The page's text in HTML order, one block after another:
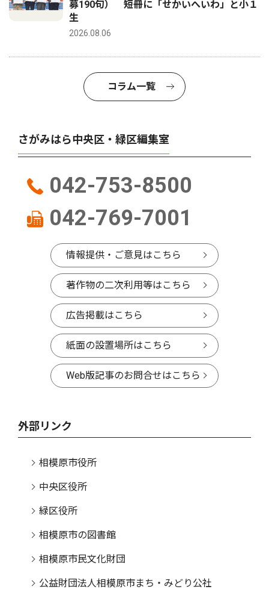
募190句） 短冊に「せかいへいわ」と小１
生
2026.08.06
コラム一覧
さがみはら中央区・緑区編集室
042-753-8500
042-769-7001
情報提供・ご意見はこちら
著作物の二次利用等はこちら
広告掲載はこちら
紙面の設置場所はこちら
Web版記事のお問合せはこちら
外部リンク
相模原市役所
中央区役所
緑区役所
相模原市の図書館
相模原市民文化財団
公益財団法人相模原市まち・みどり公社